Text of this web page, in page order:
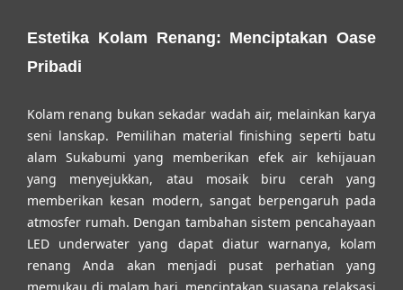
Estetika Kolam Renang: Menciptakan Oase
Pribadi
Kolam renang bukan sekadar wadah air, melainkan karya
seni lanskap. Pemilihan material finishing seperti batu
alam Sukabumi yang memberikan efek air kehijauan
yang menyejukkan, atau mosaik biru cerah yang
memberikan kesan modern, sangat berpengaruh pada
atmosfer rumah. Dengan tambahan sistem pencahayaan
LED underwater yang dapat diatur warnanya, kolam
renang Anda akan menjadi pusat perhatian yang
memukau di malam hari, menciptakan suasana relaksasi